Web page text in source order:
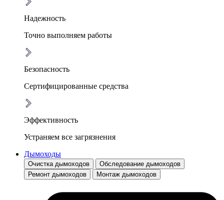
Надежность
Точно выполняем работы
Безопасность
Сертифицированные средства
Эффективность
Устраняем все загрязнения
Дымоходы
Очистка дымоходов
Обследование дымоходов
Ремонт дымоходов
Монтаж дымоходов